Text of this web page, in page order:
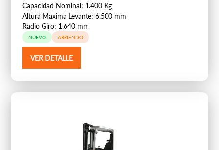
Capacidad Nominal: 1.400 Kg
Altura Maxima Levante: 6.500 mm
Radio Giro: 1.640 mm
NUEVO ARRIENDO
VER DETALLE